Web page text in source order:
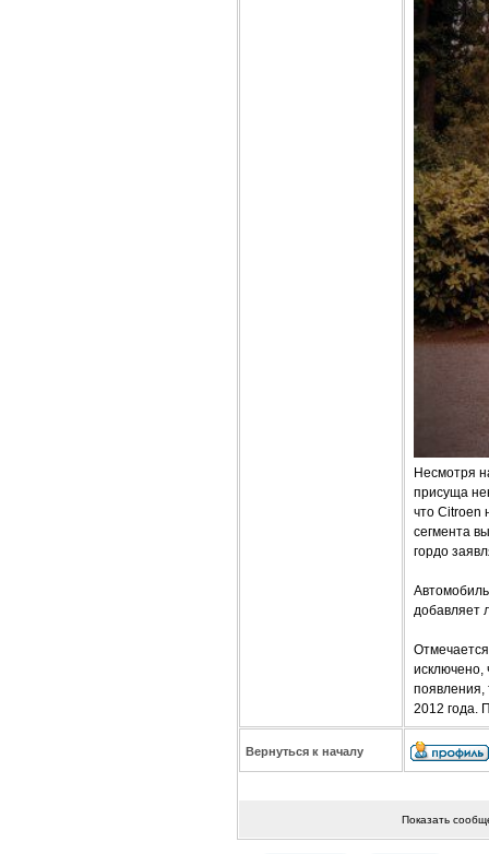
Несмотря
присуща
что Citroen
сегмента
гордо
добавляет
исключено,
появления,
2012 года.
Вернуться к началу
Показать